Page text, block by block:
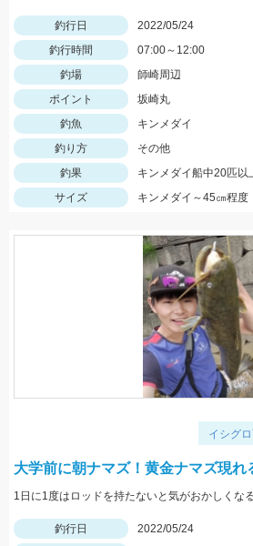
釣行日
2022/05/24
釣行時間
07:00～12:00
釣場
師崎周辺
ポイント
坂崎丸
釣魚
キンメダイ
釣り方
その他
釣果
キンメダイ船中20匹以
サイズ
キンメダイ～45㎝程度
イシグ
大学前に朝ナマズ！黄金ナマズ現れ
釣行日
2022/05/24